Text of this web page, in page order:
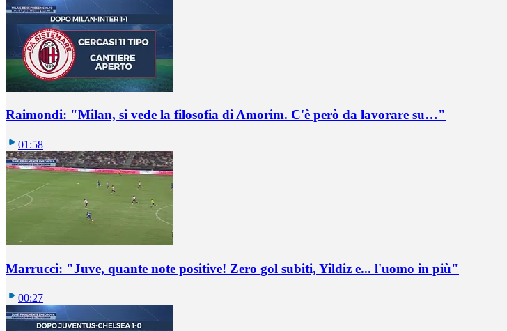
Raimondi: "Milan, si vede la filosofia di Amorim. C'è però da lavorare su…"
01:58
Marrucci: "Juve, quante note positive! Zero gol subiti, Yildiz e... l'uomo in più"
00:27